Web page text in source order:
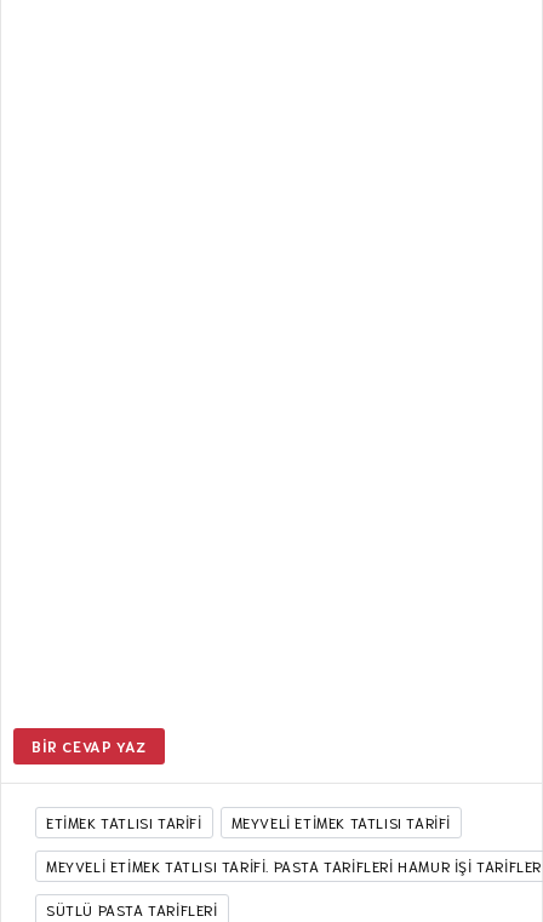
BIR CEVAP YAZ
ETIMEK TATLISI TARIFI MEYVELI ETIMEK TATLISI TARIFI
MEYVELI ETIMEK TATLISI TARIFI. PASTA TARİFLERİ HAMUR İŞİ
SÜTLÜ PASTA TARİFLERİ